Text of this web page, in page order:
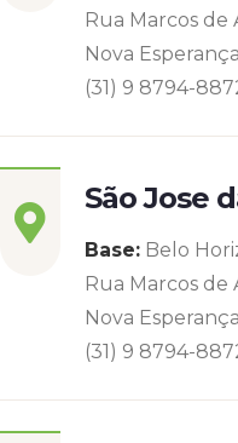
Rua Marcos de
Nova Esperança
(31) 9 8794-
São Jose
Base: Belo
Rua Marcos de
Nova Esperança
(31) 9 8794-